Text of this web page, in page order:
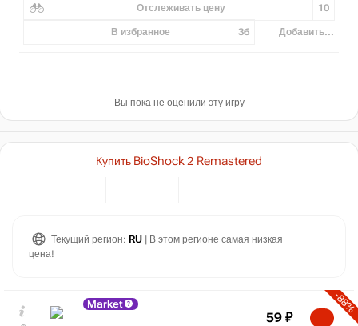
Отслеживать цену 10
В избранное 36 Добавить...
Вы пока не оценили эту игру
Купить BioShock 2 Remastered
Текущий регион: RU | В этом регионе самая низкая
цена!
Market -88%
59 ₽